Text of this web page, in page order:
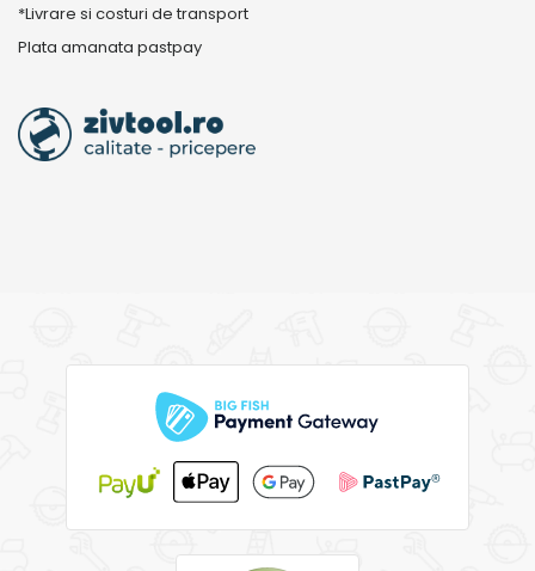
*Livrare si costuri de transport
Plata amanata pastpay